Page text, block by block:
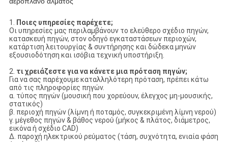
1. Ποιες υπηρεσίες παρέχετε;
Οι υπηρεσίες μας περιλαμβάνουν το ελεύθερο σχέδιο πηγών,
κατασκευή πηγών, στον οδηγό εγκαταστάσεων περιοχών,
κατάρτιση λειτουργίας & συντήρησης και δώδεκα μηνών
εξουσιοδότηση και ισόβια τεχνική υποστήριξη.
2. τι χρειάζεστε για να κάνετε μια πρόταση πηγών;
Για να σας παρέχουμε καταλληλότερη πρόταση, πρέπει κάτω
από τις πληροφορίες πηγών.
α. τύπος πηγών (μουσική που χορεύουν, έλεγχος μη-μουσικής,
στατικός)
β. περιοχή πηγών (λίμνη ή ποταμός, συγκεκριμένη λίμνη νερού)
γ. μέγεθος πηγών & βάθος νερού (μήκος & πλάτος, διάμετρος,
εικόνα ή σχέδιο CAD)
Δ. παροχή ηλεκτρικού ρεύματος (τάση, συχνότητα, ενιαία φάση